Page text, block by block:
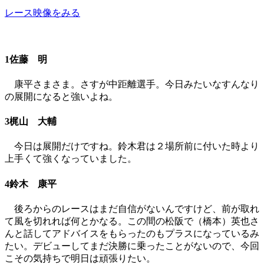
レース映像をみる
1佐藤 明
康平さまさま。さすが中距離選手。今日みたいなすんなり
の展開になると強いよね。
3梶山 大輔
今日は展開だけですね。鈴木君は２場所前に付いた時より
上手くて強くなっていました。
4鈴木 康平
後ろからのレースはまだ自信がないんですけど、前が取れ
て風を切れれば何とかなる。この間の松阪で（橋本）英也さ
んと話してアドバイスをもらったのもプラスになっているみ
たい。デビューしてまだ決勝に乗ったことがないので、今回
こその気持ちで明日は頑張りたい。